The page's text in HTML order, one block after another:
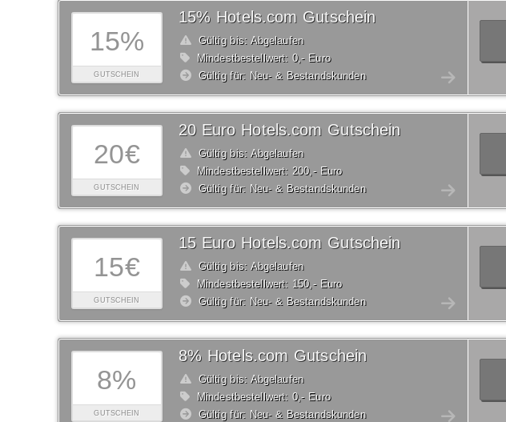
15%
GUTSCHEIN
15% Hotels.com Gutschein
Gültig bis: Abgelaufen
Mindestbestellwert: 0,- Euro
Gültig für: Neu- & Bestandskunden
20€
GUTSCHEIN
20 Euro Hotels.com Gutschein
Gültig bis: Abgelaufen
Mindestbestellwert: 200,- Euro
Gültig für: Neu- & Bestandskunden
15€
GUTSCHEIN
15 Euro Hotels.com Gutschein
Gültig bis: Abgelaufen
Mindestbestellwert: 150,- Euro
Gültig für: Neu- & Bestandskunden
8%
GUTSCHEIN
8% Hotels.com Gutschein
Gültig bis: Abgelaufen
Mindestbestellwert: 0,- Euro
Gültig für: Neu- & Bestandskunden